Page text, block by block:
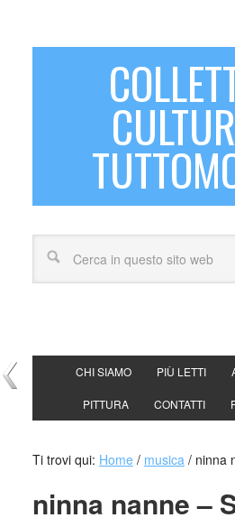
CHI SIAMO PIÙ LETTI
PITTURA CONTATTI
Ti trovi qui: Home / musica /ninna
ninna nanne –